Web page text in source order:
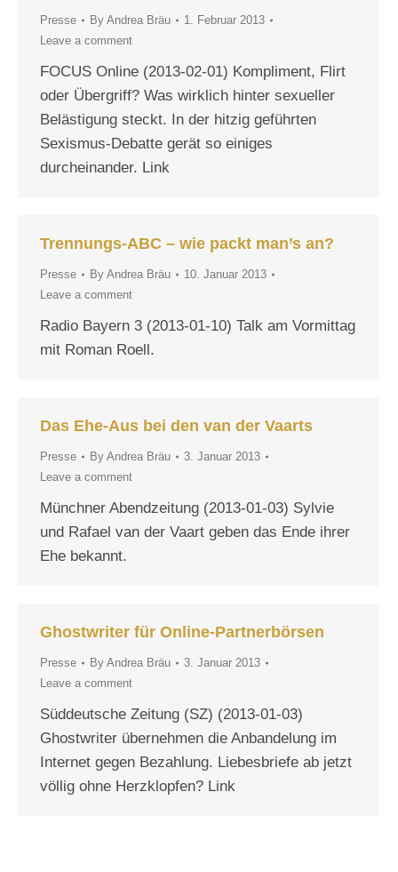
Presse By Andrea Bräu
1. Februar 2013
Leave a comment
FOCUS Online (2013-02-01) Kompliment, Flirt
oder Übergriff? Was wirklich hinter sexueller
Belästigung steckt. In der hitzig geführten
Sexismus-Debatte gerät so einiges
durcheinander. Link
Trennungs-ABC – wie packt man’s an?
Presse By Andrea Bräu
10. Januar 2013
Leave a comment
Radio Bayern 3 (2013-01-10) Talk am Vormittag
mit Roman Roell.
Das Ehe-Aus bei den van der Vaarts
Presse By Andrea Bräu
3. Januar 2013
Leave a comment
Münchner Abendzeitung (2013-01-03) Sylvie
und Rafael van der Vaart geben das Ende ihrer
Ehe bekannt.
Ghostwriter für Online-Partnerbörsen
Presse By Andrea Bräu
3. Januar 2013
Leave a comment
Süddeutsche Zeitung (SZ) (2013-01-03)
Ghostwriter übernehmen die Anbandelung im
Internet gegen Bezahlung. Liebesbriefe ab jetzt
völlig ohne Herzklopfen? Link